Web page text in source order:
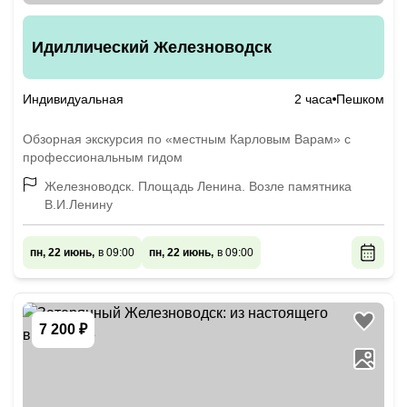
Идиллический Железноводск
Индивидуальная 2 часа Пешком
Обзорная экскурсия по «местным Карловым Варам» с
профессиональным гидом
Железноводск. Площадь Ленина. Возле памятника
В.И.Ленину
пн, 22 июнь, в 09:00 пн, 22 июнь, в 09:00
7 200 ₽